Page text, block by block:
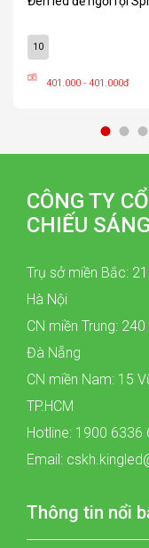
10
401.000 - 401.000đ
CÔNG TY
CHIẾU
Trụ sở miền Bắc:
Hà Nội
CN miền Trung:
Đà Nẵng
CN miền Nam: 15
TP.HCM
Hotline: 1900 6336
Email:
Thông tin nổi